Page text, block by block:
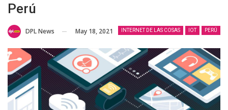
Perú
INTERNET DE LAS COSAS IOT PERÚ
DPL News May 18, 2021